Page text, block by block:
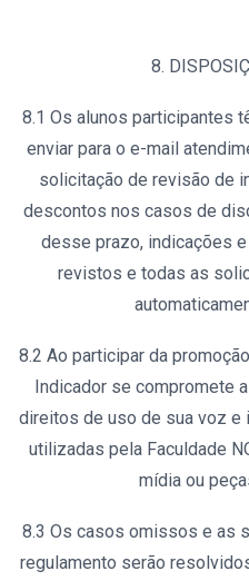
8.
8.1 Os alunos participantes
enviar para o e-mail
solicitação de revisão de
descontos nos casos de
desse prazo, indicações
revistos e todas as
8.2 Ao participar da
Indicador se compromete
direitos de uso de sua voz e
utilizadas pela Faculdade
mídia ou
8.3 Os casos omissos e as
regulamento serão